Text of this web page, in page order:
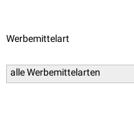
Werbemittelart
alle Werbemittelarten